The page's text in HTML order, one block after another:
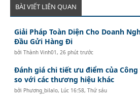
BÀI VIẾT LIÊN QUAN
Giải Pháp Toàn Diện Cho Doanh
Đầu Gửi Hàng Đi
bởiThành Vinh01 , 26 phút trước
Đánh giá chi tiết ưu điểm của Công
so với các thương hiệu khác
bởi Phương_bilalo, Lúc 16:58, Thứ sáu